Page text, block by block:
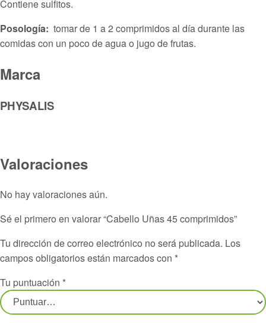
Contiene sulfitos.
Posología: tomar de 1 a 2 comprimidos al día durante las
comidas con un poco de agua o jugo de frutas.
Marca
PHYSALIS
Valoraciones
No hay valoraciones aún.
Sé el primero en valorar “Cabello Uñas 45 comprimidos”
Tu dirección de correo electrónico no será publicada. Los
campos obligatorios están marcados con *
Tu puntuación *